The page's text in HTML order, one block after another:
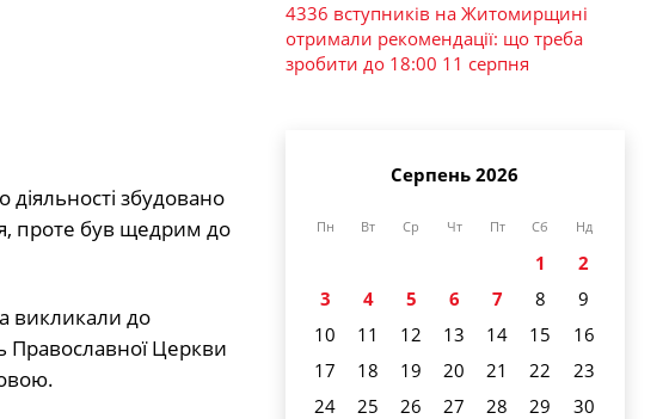
збудовано
проте був щедрим до
викликали до
Православної Церкви
4336 вступників на Житомирщині
отримали рекомендації: що треба
зробити до 18:00 11 серпня
Серпень 2026
Пн Вт Ср Чт Пт Сб Нд
1
2
3
4 5 6 7 8
9
10
11 12 13 14 15
16
17
18 19 20 21 22
23
24
25 26 27 28 29
30